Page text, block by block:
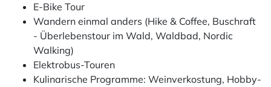
E-Bike Tour
Wandern einmal anders (Hike & Coffee, Buschraft
- Überlebenstour im Wald, Waldbad, Nordic
Walking)
Elektrobus-Touren
Kulinarische Programme: Weinverkostung, Hobby-